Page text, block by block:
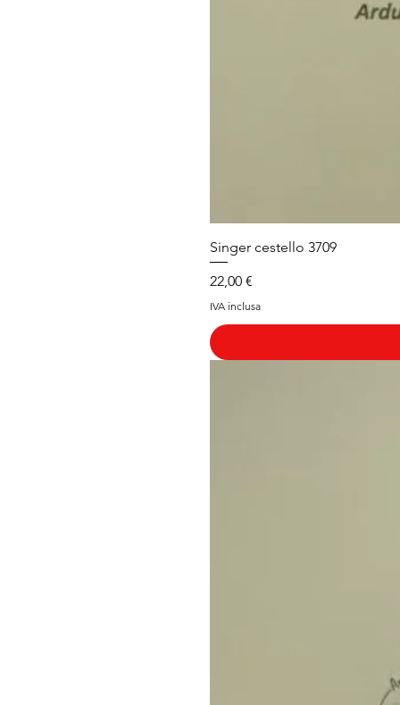
Singer cestello 3709
Prezzo
22,00 €
IVA inclusa